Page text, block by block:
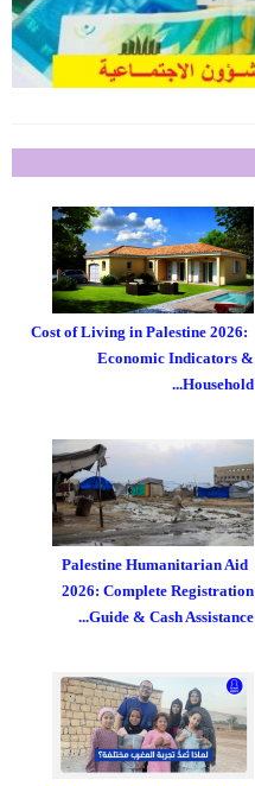
Cost of Living in Palestine 2026:
Economic Indicators &
Household...
Palestine Humanitarian Aid
2026: Complete Registration
Guide & Cash Assistance...